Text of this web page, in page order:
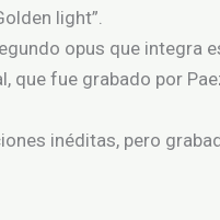
light”.
opus que integra
que fue grabado por
inéditas, pero